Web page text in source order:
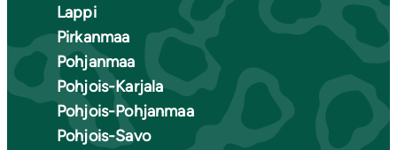
Lappi
Pirkanmaa
Pohjanmaa
Pohjois-Karjala
Pohjois-Pohjanmaa
Pohjois-Savo